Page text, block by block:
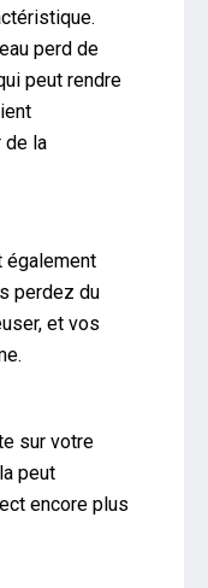
perd de
peut rendre
de la
également
perdez du
et vos
sur votre
peut
encore plus